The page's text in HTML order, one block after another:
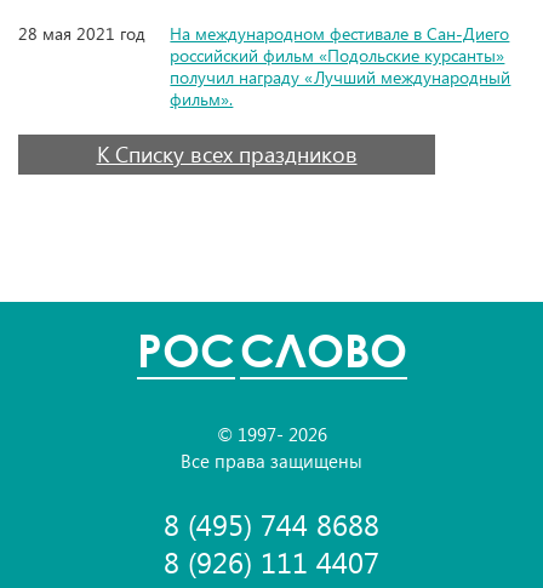
28 мая 2021 год
На международном фестивале в Сан-Диего
российский фильм «Подольские курсанты»
получил награду «Лучший международный
фильм».
К Списку всех праздников
POCСЛОВО
© 1997- 2026
Все права защищены
8 (495) 744 8688
8 (926) 111 4407